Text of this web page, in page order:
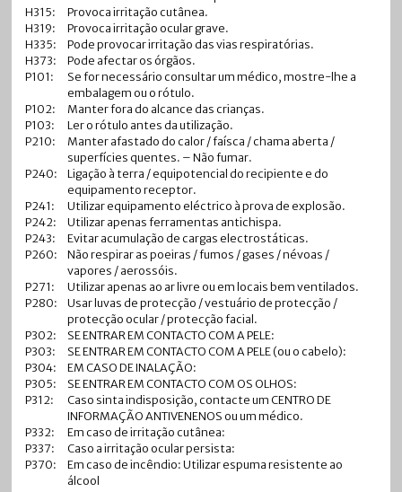
H315:
Provoca irritação cutânea.
H319:
Provoca irritação ocular grave.
H335:
Pode provocar irritação das vias respiratórias.
H373:
Pode afectar os órgãos.
P101:
Se for necessário consultar um médico, mostre-lhe a
embalagem ou o rótulo.
P102:
Manter fora do alcance das crianças.
P103:
Ler o rótulo antes da utilização.
P210:
Manter afastado do calor / faísca / chama aberta /
superfícies quentes. – Não fumar.
P240:
Ligação à terra / equipotencial do recipiente e do
equipamento receptor.
P241:
Utilizar equipamento eléctrico à prova de explosão.
P242:
Utilizar apenas ferramentas antichispa.
P243:
Evitar acumulação de cargas electrostáticas.
P260:
Não respirar as poeiras / fumos / gases / névoas /
vapores / aerossóis.
P271:
Utilizar apenas ao ar livre ou em locais bem ventilados.
P280:
Usar luvas de protecção / vestuário de protecção /
protecção ocular / protecção facial.
P302:
SE ENTRAR EM CONTACTO COM A PELE:
P303:
SE ENTRAR EM CONTACTO COM A PELE (ou o cabelo):
P304:
EM CASO DE INALAÇÃO:
P305:
SE ENTRAR EM CONTACTO COM OS OLHOS:
P312:
Caso sinta indisposição, contacte um CENTRO DE
INFORMAÇÃO ANTIVENENOS ou um médico.
P332:
Em caso de irritação cutânea:
P337:
Caso a irritação ocular persista:
P370:
Em caso de incêndio: Utilizar espuma resistente ao
álcool